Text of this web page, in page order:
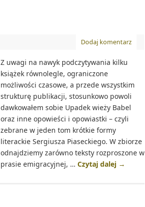
Dodaj komentarz
Z uwagi na nawyk podczytywania kilku
książek równolegle, ograniczone
możliwości czasowe, a przede wszystkim
strukturę publikacji, stosunkowo powoli
dawkowałem sobie Upadek wieży Babel
oraz inne opowieści i opowiastki – czyli
zebrane w jeden tom krótkie formy
literackie Sergiusza Piaseckiego. W zbiorze
odnajdziemy zarówno teksty rozproszone w
prasie emigracyjnej, … Czytaj dalej →